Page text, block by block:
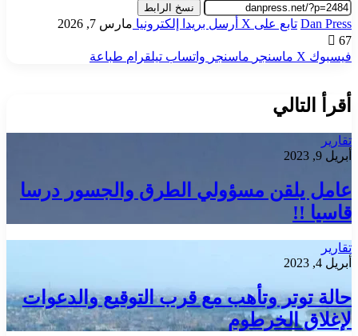
نسخ الرابط
Dan Press تابع على X أرسل بريدا إلكترونيا مارس 7, 2026
67
فيسبوك ‫X ماسنجر ماسنجر واتساب تيلقرام طباعة
أقرأ التالي
تقارير
أبريل 9, 2023
عامل يلقن مسؤولي الطرق والجسور درسا
قاسيا !!
تقارير
أبريل 4, 2023
حالة توتر وتأهب مع قرب التوقيع والدعوات
لإغلاق الخرطوم